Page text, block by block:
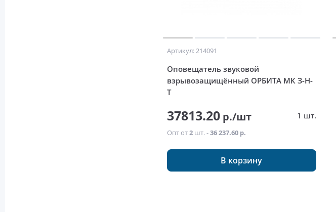
Артикул: 214091
Оповещатель звуковой
взрывозащищённый ОРБИТА МК З-Н-
Т
37813.20 р./шт 1 шт.
Опт от2 шт. -36 237.60 р.
В корзину